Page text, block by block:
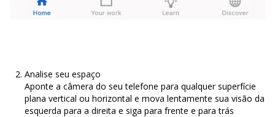
Analise seu espaço
Aponte a câmera do seu telefone para qualquer superfície
plana vertical ou horizontal e mova lentamente sua visão da
esquerda para a direita e siga para frente e para trás